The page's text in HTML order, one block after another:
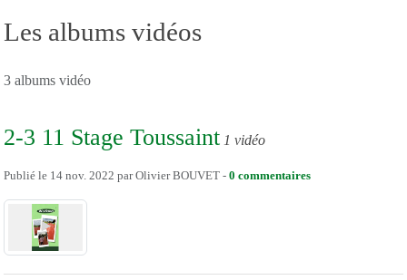
Les albums vidéos
3 albums vidéo
2-3 11 Stage Toussaint 1 vidéo
Publié le 14 nov. 2022 parOlivier BOUVET - 0 commentaires